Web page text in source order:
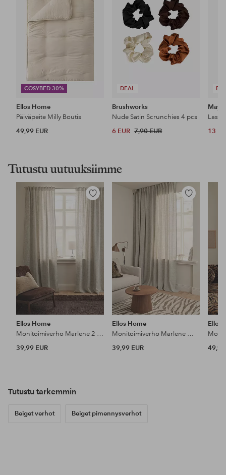
COSYBED 30%
Ellos Home
Päiväpeite Milly Boutis
49,99 EUR
DEAL
Brushworks
Nude Satin Scrunchies 4 pcs
6 EUR 7,90 EUR 13
Tutustu uutuuksiimme
Lisää
Ellos Home
Monitoimiverho Marlene 2 kpl
39,99 EUR
Lisää
Ellos Home
Monitoimiverho Marlene Wide 1 kpl
39,99 EUR
Ellos
49,99
Tutustu tarkemmin
Beiget verhot Beiget pimennysverhot